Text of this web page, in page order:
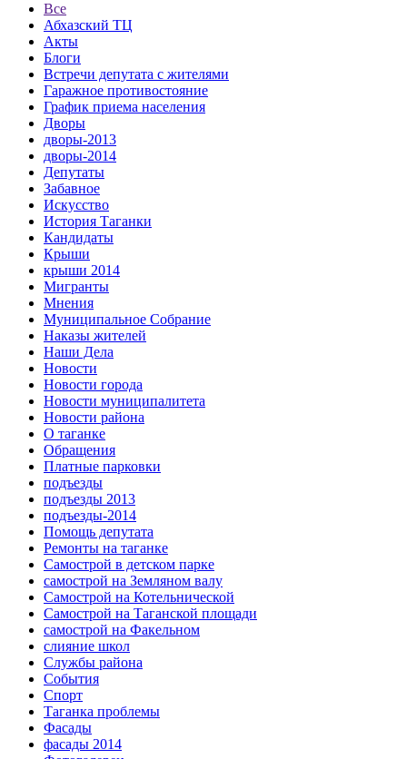
Все
Абхазский ТЦ
Акты
Блоги
Встречи депутата с жителями
Гаражное противостояние
График приема населения
Дворы
дворы-2013
дворы-2014
Депутаты
Забавное
Искусство
История Таганки
Кандидаты
Крыши
крыши 2014
Мигранты
Мнения
Муниципальное Собрание
Наказы жителей
Наши Дела
Новости
Новости города
Новости муниципалитета
Новости района
О таганке
Обращения
Платные парковки
подъезды
подъезды 2013
подъезды-2014
Помощь депутата
Ремонты на таганке
Самострой в детском парке
самострой на Земляном валу
Самострой на Котельнической
Самострой на Таганской площади
самострой на Факельном
слияние школ
Службы района
События
Спорт
Таганка проблемы
Фасады
фасады 2014